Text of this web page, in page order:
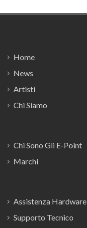
Home
News
Artisti
Chi Siamo
Chi Sono Gli E-Point
Marchi
Assistenza Hardware
Supporto Tecnico